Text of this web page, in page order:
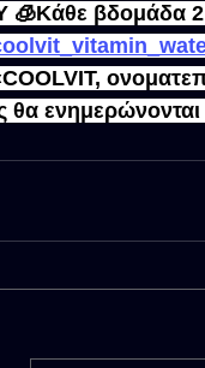
🧊Κάθε βδομάδα
θα